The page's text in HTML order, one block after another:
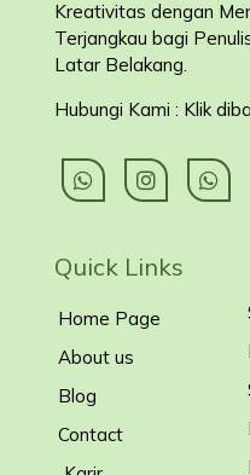
Kreativitas dengan
Terjangkau bagi
Latar Belakang
Hubungi Kami : Klik
Quick Links
Home Page
About us
Blog
Contact